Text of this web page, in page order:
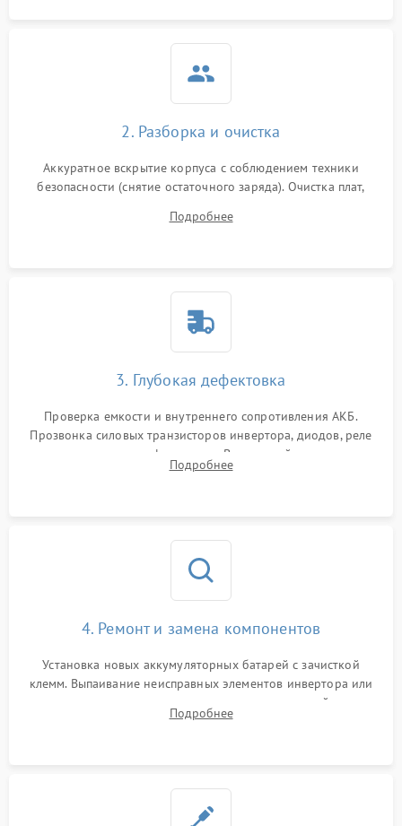
2. Разборка и очистка
Аккуратное вскрытие корпуса с соблюдением техники
безопасности (снятие остаточного заряда). Очистка плат,
и кистей для предотвращения перегрева и замыканий.
Подробнее
3. Глубокая дефектовка
Проверка емкости и внутреннего сопротивления АКБ.
Прозвонка силовых транзисторов инвертора, диодов, реле
переключения и трансформатора. Визуальный поиск вздутых
конденсаторов и прогаров на печатной плате.
Подробнее
4. Ремонт и замена компонентов
Установка новых аккумуляторных батарей с зачисткой
клемм. Выпаивание неисправных элементов инвертора или
цепи зарядки и монтаж новых радиодеталей.
Восстановление поврежденных токоведущих дорожек и
Подробнее